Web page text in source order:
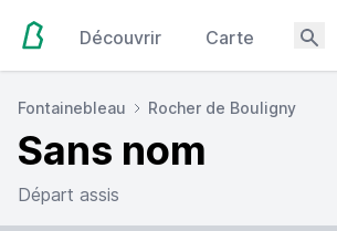
Découvrir Carte
Fontainebleau Rocher de Bouligny
Sans nom
Départ assis